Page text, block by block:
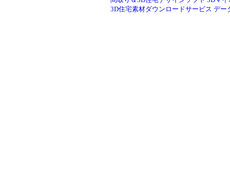
3D住宅素材ダウンロードサービス デー